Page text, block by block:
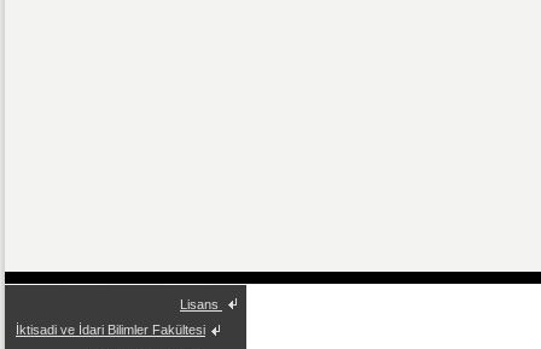
Lisans
İktisadi ve İdari Bilimler Fakültesi